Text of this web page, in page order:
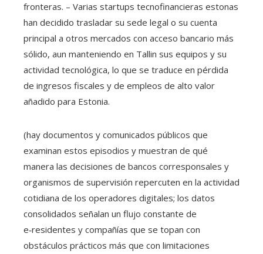
fronteras. – Varias startups tecnofinancieras estonas
han decidido trasladar su sede legal o su cuenta
principal a otros mercados con acceso bancario más
sólido, aun manteniendo en Tallin sus equipos y su
actividad tecnológica, lo que se traduce en pérdida
de ingresos fiscales y de empleos de alto valor
añadido para Estonia.
(hay documentos y comunicados públicos que
examinan estos episodios y muestran de qué
manera las decisiones de bancos corresponsales y
organismos de supervisión repercuten en la actividad
cotidiana de los operadores digitales; los datos
consolidados señalan un flujo constante de
e‑residentes y compañías que se topan con
obstáculos prácticos más que con limitaciones